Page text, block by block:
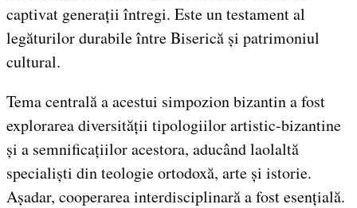
captivat generații întregi. Este un testament al
legăturilor durabile între Biserică și patrimoniul
cultural.
Tema centrală a acestui simpozion bizantin a fost
explorarea diversității tipologiilor artistic-bizantine
și a semnificațiilor acestora, aducând laolaltă
specialiști din teologie ortodoxă, arte și istorie.
Așadar, cooperarea interdisciplinară a fost esențială.